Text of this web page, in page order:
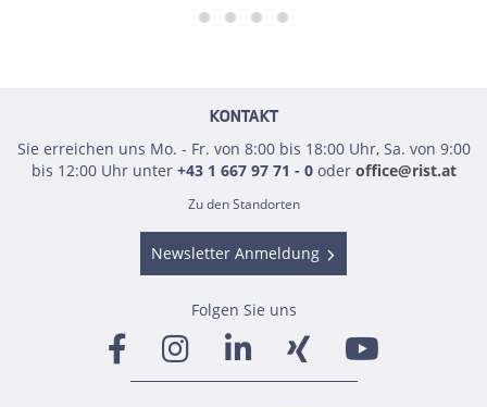
KONTAKT
Sie erreichen uns Mo. - Fr. von 8:00 bis 18:00 Uhr, Sa. von 9:00
bis 12:00 Uhr unter +43 1 667 97 71 - 0oder office@rist.at
Zu den Standorten
Newsletter Anmeldung
Folgen Sie uns